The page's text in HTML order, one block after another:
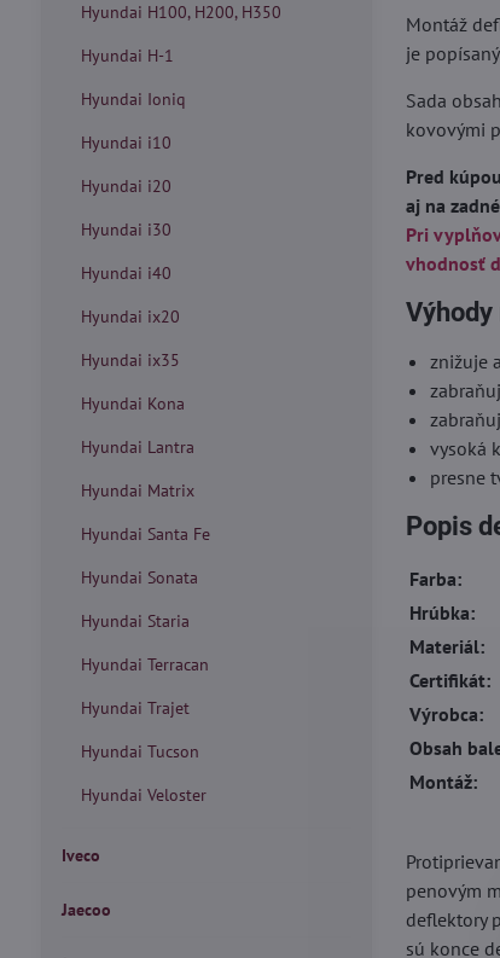
Montáž
je
Sada
kovovými
Pred
aj na
Pri
vhodnosť
znižuje
vysoká
presne
Popis
Farba:
Hrúbka:
Materiál:
Certifikát:
Výrobca:
Obsah
Montáž:
penovým
deflektory
sú konce
Hyundai H100, H200, H350
Hyundai H-1
Hyundai Ioniq
Hyundai i10
Hyundai i20
Hyundai i30
Hyundai i40
Hyundai ix20
Hyundai ix35
Hyundai Kona
Hyundai Lantra
Hyundai Matrix
Hyundai Santa Fe
Hyundai Sonata
Hyundai Staria
Hyundai Terracan
Hyundai Trajet
Hyundai Tucson
Hyundai Veloster
Iveco
Jaecoo